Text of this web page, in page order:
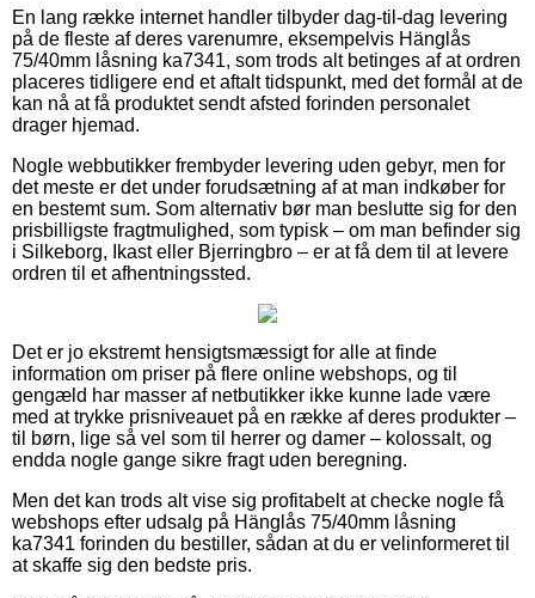
En lang række internet handler tilbyder dag-til-dag levering
på de fleste af deres varenumre, eksempelvis Hänglås
75/40mm låsning ka7341, som trods alt betinges af at ordren
placeres tidligere end et aftalt tidspunkt, med det formål at de
kan nå at få produktet sendt afsted forinden personalet
drager hjemad.
Nogle webbutikker frembyder levering uden gebyr, men for
det meste er det under forudsætning af at man indkøber for
en bestemt sum. Som alternativ bør man beslutte sig for den
prisbilligste fragtmulighed, som typisk – om man befinder sig
i Silkeborg, Ikast eller Bjerringbro – er at få dem til at levere
ordren til et afhentningssted.
Det er jo ekstremt hensigtsmæssigt for alle at finde
information om priser på flere online webshops, og til
gengæld har masser af netbutikker ikke kunne lade være
med at trykke prisniveauet på en række af deres produkter –
til børn, lige så vel som til herrer og damer – kolossalt, og
endda nogle gange sikre fragt uden beregning.
Men det kan trods alt vise sig profitabelt at checke nogle få
webshops efter udsalg på Hänglås 75/40mm låsning
ka7341 forinden du bestiller, sådan at du er velinformeret til
at skaffe sig den bedste pris.